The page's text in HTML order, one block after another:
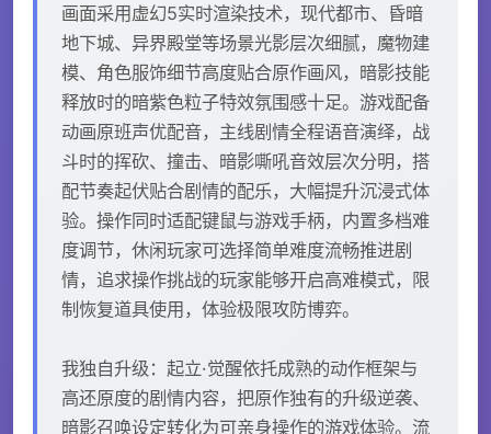
画面采用虚幻5实时渲染技术，现代都市、昏暗
地下城、异界殿堂等场景光影层次细腻，魔物建
模、角色服饰细节高度贴合原作画风，暗影技能
释放时的暗紫色粒子特效氛围感十足。游戏配备
动画原班声优配音，主线剧情全程语音演绎，战
斗时的挥砍、撞击、暗影嘶吼音效层次分明，搭
配节奏起伏贴合剧情的配乐，大幅提升沉浸式体
验。操作同时适配键鼠与游戏手柄，内置多档难
度调节，休闲玩家可选择简单难度流畅推进剧
情，追求操作挑战的玩家能够开启高难模式，限
制恢复道具使用，体验极限攻防博弈。
我独自升级：起立·觉醒依托成熟的动作框架与
高还原度的剧情内容，把原作独有的升级逆袭、
暗影召唤设定转化为可亲身操作的游戏体验。流